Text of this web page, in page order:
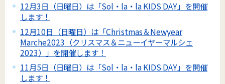
12月3日（日曜日）は「Sol・la・la KIDS DAY」を開催
します！
12月10日（日曜日）は「Christmas＆Newyear
Marche2023（クリスマス＆ニューイヤーマルシェ
2023）」を開催します！
11月5日（日曜日）は「Sol・la・la KIDS DAY」を開催
します！